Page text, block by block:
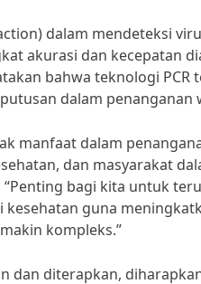
dalam mendeteksi
akurasi dan kecepatan
bahwa teknologi PCR
dalam penanganan
manfaat dalam
dan masyarakat
bagi kita untuk
guna
kompleks.”
dan diterapkan,